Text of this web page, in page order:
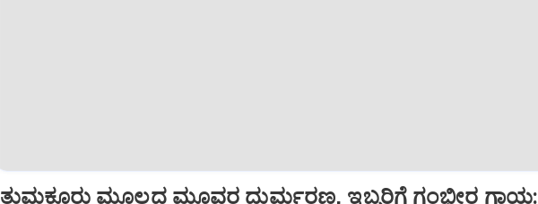
ತುಮಕೂರು ಮೂಲದ ಮೂವರ ದುರ್ಮರಣ, ಇಬ್ಬರಿಗೆ ಗಂಭೀರ ಗಾಯ: